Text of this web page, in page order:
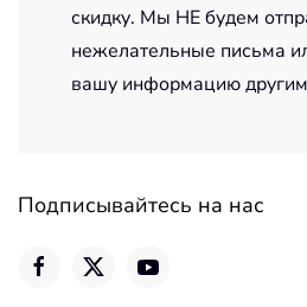
скидку. Мы НЕ будем
нежелательные письма
вашу информацию
Подписывайтесь на нас